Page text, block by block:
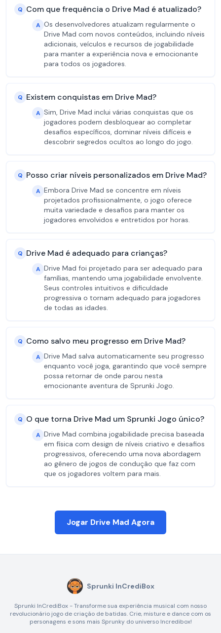
Q Com que frequência o Drive Mad é atualizado?
A Os desenvolvedores atualizam regularmente o
Drive Mad com novos conteúdos, incluindo níveis
adicionais, veículos e recursos de jogabilidade
para manter a experiência nova e emocionante
para todos os jogadores.
Q Existem conquistas em Drive Mad?
A Sim, Drive Mad inclui várias conquistas que os
jogadores podem desbloquear ao completar
desafios específicos, dominar níveis difíceis e
descobrir segredos ocultos ao longo do jogo.
Q Posso criar níveis personalizados em Drive Mad?
A Embora Drive Mad se concentre em níveis
projetados profissionalmente, o jogo oferece
muita variedade e desafios para manter os
jogadores envolvidos e entretidos por horas.
Q Drive Mad é adequado para crianças?
A Drive Mad foi projetado para ser adequado para
famílias, mantendo uma jogabilidade envolvente.
Seus controles intuitivos e dificuldade
progressiva o tornam adequado para jogadores
de todas as idades.
Q Como salvo meu progresso em Drive Mad?
A Drive Mad salva automaticamente seu progresso
enquanto você joga, garantindo que você sempre
possa retornar de onde parou nesta
emocionante aventura de Sprunki Jogo.
Q O que torna Drive Mad um Sprunki Jogo único?
A Drive Mad combina jogabilidade precisa baseada
em física com design de níveis criativo e desafios
progressivos, oferecendo uma nova abordagem
ao gênero de jogos de condução que faz com
que os jogadores voltem para mais.
Jogar Drive Mad Agora
Sprunki InCrediBox
Sprunki InCrediBox - Transforme sua experiência musical com nosso
revolucionário jogo de criação de batidas. Crie, misture e dance com os
personagens e sons mais Sprunky do universo Incredibox!